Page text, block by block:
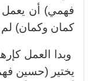
فهمي) أن
كمان وكمان)
وبدا العمل
يختير (حسين